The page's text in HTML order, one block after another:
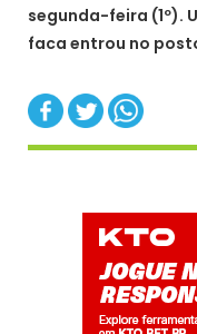
segunda-feira (1º).
faca entrou no